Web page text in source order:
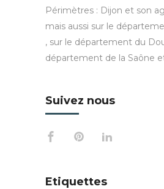
Périmètres : Dijon et son
mais aussi sur le
, sur le département du
département de la Saône
Suivez nous
Etiquettes